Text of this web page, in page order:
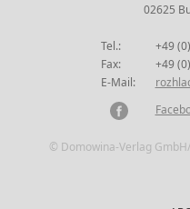
02625
Tel.:
+49
Fax:
+49
E-Mail:
© Domowina-Verlag